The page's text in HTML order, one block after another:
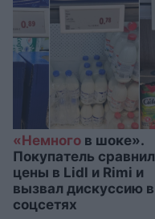
«Немного в шоке».
Покупатель сравнил
цены в Lidl и Rimi и
вызвал дискуссию в
соцсетях